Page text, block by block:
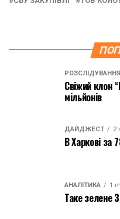
РОЗСЛІДУВАННЯ
Свіжий клон
мільйонів
ДАЙДЖЕСТ 2
В Харкові за
АНАЛІТИКА 1
Таке зелене